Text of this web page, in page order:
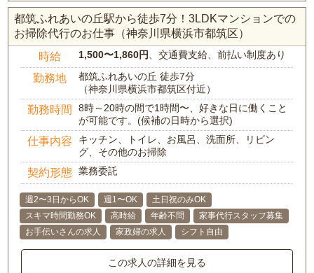
都筑ふれあいの丘駅から徒歩7分！3LDKマンションでの
お掃除代行のお仕事（神奈川県横浜市都筑区）
時給 1,500〜1,860円 、交通費支給、前払い制度あり
勤務地
都筑ふれあいの丘 徒歩7分
（神奈川県横浜市都筑区付近）
勤務時間
8時～20時の間で1時間〜、好きな日に働くこと
が可能です。(候補の日時から選択)
仕事内容
キッチン、トイレ、お風呂、洗面所、リビン
グ、その他のお掃除
契約形態 業務委託
週2〜3日からOK 週1〜OK
土日祝のみOK
スキマ時間勤務OK
高時給 年齢不問
家事代行スタッフ募集
お手伝いさんの求人
家政婦の求人 シフト自由
この求人の詳細を見る